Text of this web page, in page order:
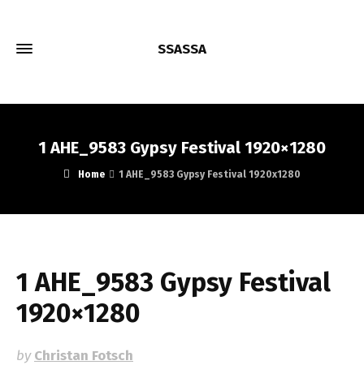
SSASSA
1 AHE_9583 Gypsy Festival 1920×1280
Home 1 AHE_9583 Gypsy Festival 1920x1280
1 AHE_9583 Gypsy Festival
1920×1280
byChristan Fotsch